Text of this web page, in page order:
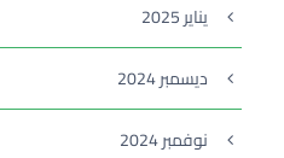
يناير 2025
ديسمبر 2024
نوفمبر 2024